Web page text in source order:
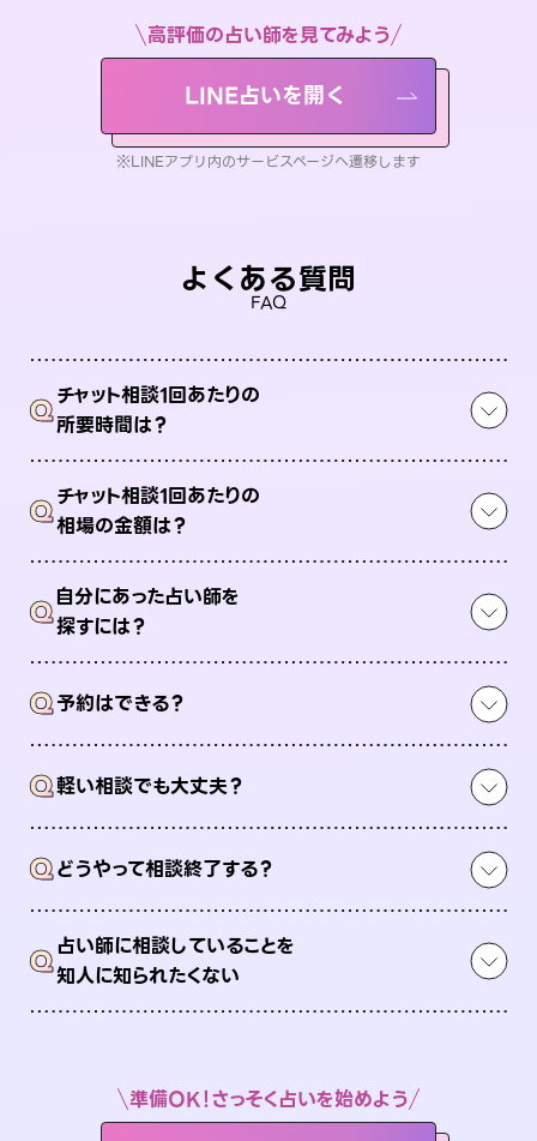
高評価の占い師を見てみよう
LINE占いを開く
※LINEアプリ内のサービスページへ遷移します
よくある質問
FAQ
Qチャット相談1回あたりの
所要時間は？
Qチャット相談1回あたりの
相場の金額は？
Q自分にあった占い師を
探すには？
Q予約はできる？
Q軽い相談でも大丈夫？
Qどうやって相談終了する？
Q占い師に相談していることを
知人に知られたくない
準備OK！さっそく占いを始めよう